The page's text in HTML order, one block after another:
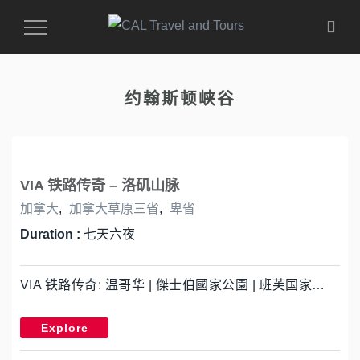
Toggle
约翰斯顿峡谷
VIA 铁路传奇 – 洛矶山脉
加拿大, 加拿大草原三省,
卑省
Duration : 七天六夜
VIA 铁路传奇: 温哥华 | 傑士伯國家公園 | 班芙国家…
Explore